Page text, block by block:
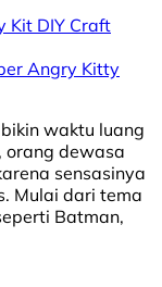
Kit DIY Craft
Angry Kitty
waktu luang
orang dewasa
sensasinya
Mulai dari tema
Batman,